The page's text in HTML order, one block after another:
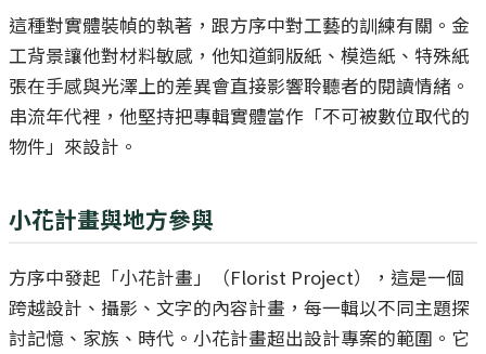
這種對實體裝幀的執著，跟方序中對工藝的訓練有關。金
工背景讓他對材料敏感，他知道銅版紙、模造紙、特殊紙
張在手感與光澤上的差異會直接影響聆聽者的閱讀情緒。
串流年代裡，他堅持把專輯實體當作「不可被數位取代的
物件」來設計。
小花計畫與地方參與
方序中發起「小花計畫」（Florist Project），這是一個
跨越設計、攝影、文字的內容計畫，每一輯以不同主題探
討記憶、家族、時代。小花計畫超出設計專案的範圍。它